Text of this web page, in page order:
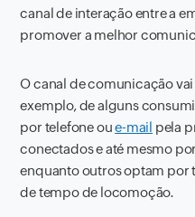
canal de interação entre a
promover a melhor
O canal de comunicação
exemplo, de alguns
por telefone oue-mail pela
conectados e até mesmo
enquanto outros optam por
de tempo de locomoção.